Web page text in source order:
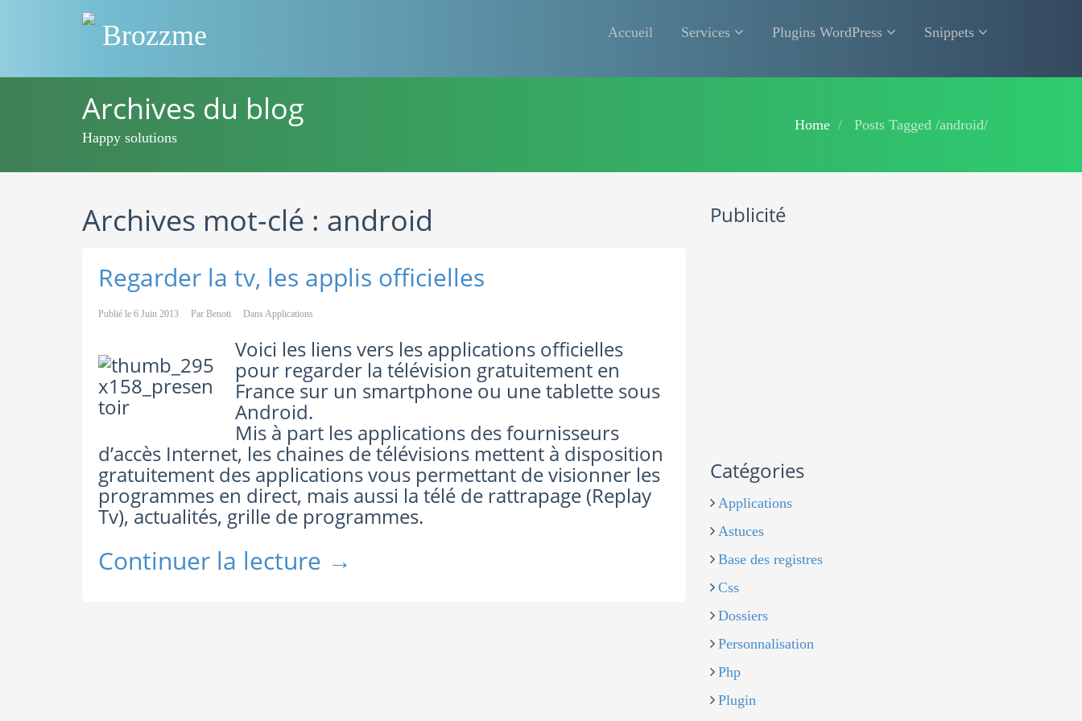
Brozzme Accueil Services Plugins WordPress Snippets
Archives du blog
Happy solutions
Home Posts Tagged /android/
Archives mot-clé : android
Regarder la tv, les applis officielles
Publié le 6 Juin 2013 Par Benoti Dans Applications
Voici les liens vers les applications officielles
pour regarder la télévision gratuitement en
France sur un smartphone ou une tablette sous
Android.
Mis à part les applications des fournisseurs
d’accès Internet, les chaines de télévisions mettent à disposition
gratuitement des applications vous permettant de visionner les
programmes en direct, mais aussi la télé de rattrapage (Replay
Tv), actualités, grille de programmes.
Continuer la lecture →
Publicité
Catégories
Applications
Astuces
Base des registres
Css
Dossiers
Personnalisation
Php
Plugin